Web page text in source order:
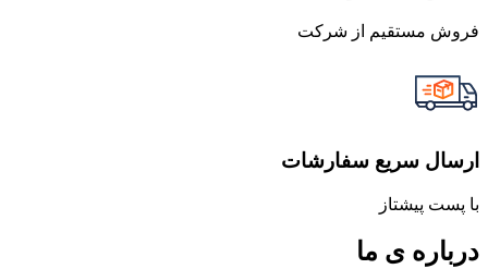
فروش مستقیم از شرکت
ارسال سریع سفارشات
با پست پیشتاز
درباره ی ما